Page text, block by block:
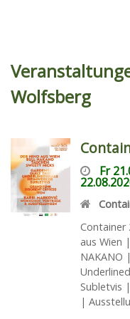
Wolfsberg
Fr
Container
aus Wien
NAKANO
Subletvis
|